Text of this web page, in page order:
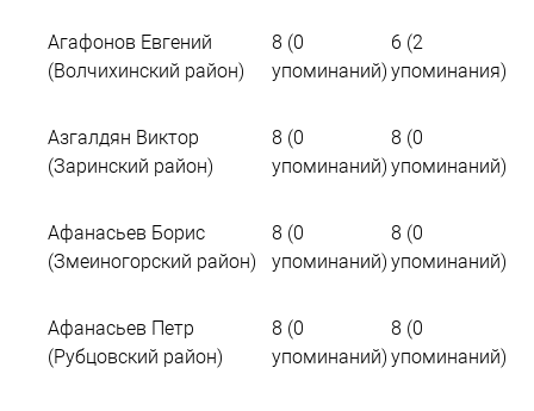
Агафонов Евгений
(Волчихинский район)
8 (0
упоминаний)
6 (2
упоминания)
Азгалдян Виктор
(Заринский район)
8 (0
упоминаний)
8 (0
упоминаний)
Афанасьев Борис
(Змеиногорский район)
8 (0
упоминаний)
8 (0
упоминаний)
Афанасьев Петр
(Рубцовский район)
8 (0
упоминаний)
8 (0
упоминаний)